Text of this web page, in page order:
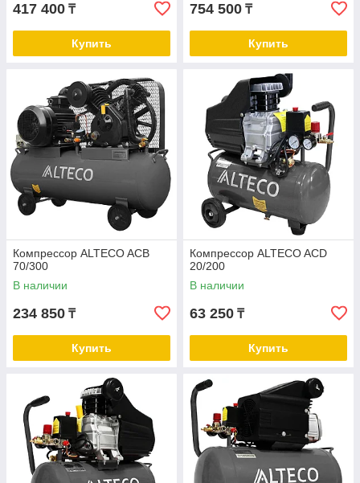
417 400 ₸
Купить
754 500 ₸
Купить
Компрессор ALTECO ACB
70/300
В наличии
234 850 ₸
Купить
Компрессор ALTECO ACD
20/200
В наличии
63 250 ₸
Купить